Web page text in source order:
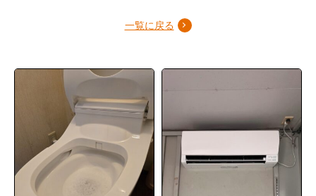
一覧に戻る